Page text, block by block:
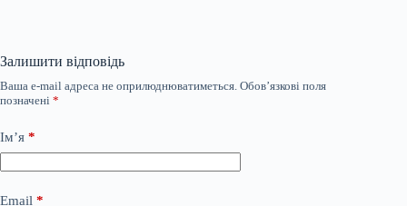
Залишити відповідь
Ваша e-mail адреса не оприлюднюватиметься. Обов’язкові поля
позначені *
Ім’я *
Email *